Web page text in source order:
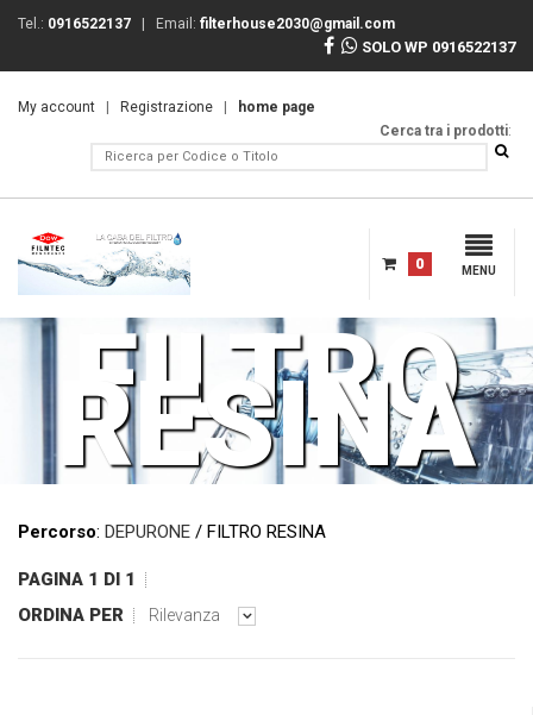
Tel.: 0916522137 | Email: filterhouse2030@gmail.com
SOLO WP 0916522137
My account Registrazione
home page
Cerca tra i prodotti:
MENU
0
FILTRO
RESINA
Percorso: DEPURONE / FILTRO RESINA
PAGINA 1 DI 1
ORDINA PER
Rilevanza